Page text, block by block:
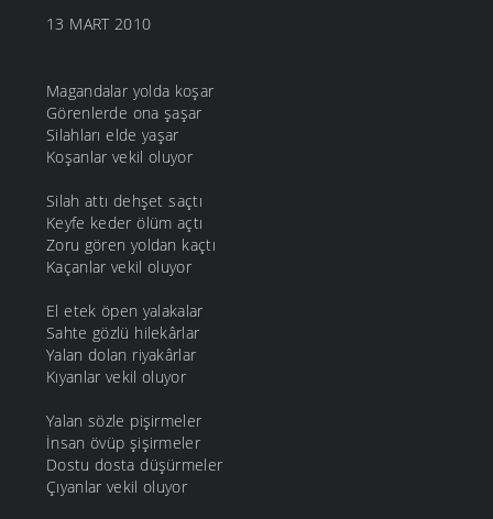
13 MART 2010
Magandalar yolda koşar
Görenlerde ona şaşar
Silahları elde yaşar
Koşanlar vekil oluyor
Silah attı dehşet saçtı
Keyfe keder ölüm açtı
Zoru gören yoldan kaçtı
Kaçanlar vekil oluyor
El etek öpen yalakalar
Sahte gözlü hilekârlar
Yalan dolan riyakârlar
Kıyanlar vekil oluyor
Yalan sözle pişirmeler
İnsan övüp şişirmeler
Dostu dosta düşürmeler
Çıyanlar vekil oluyor